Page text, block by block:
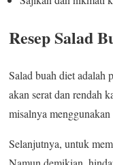
Resep Salad
Salad buah diet adalah
akan serat dan rendah
misalnya
Selanjutnya, untuk